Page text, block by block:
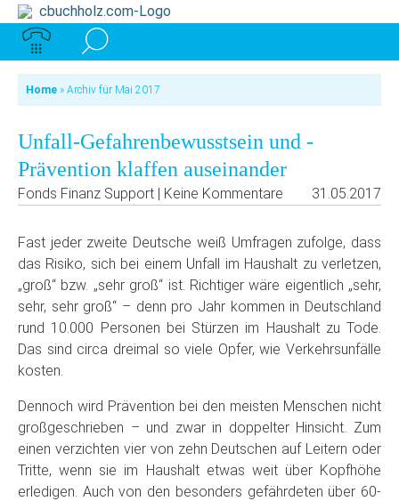
Home » Archiv für Mai 2017
Unfall-Gefahrenbewusstsein und -
Prävention klaffen auseinander
Fonds Finanz Support | Keine Kommentare 31.05.2017
Fast jeder zweite Deutsche weiß Umfragen zufolge, dass
das Risiko, sich bei einem Unfall im Haushalt zu verletzen,
„groß“ bzw. „sehr groß“ ist. Richtiger wäre eigentlich „sehr,
sehr, sehr groß“ – denn pro Jahr kommen in Deutschland
rund 10.000 Personen bei Stürzen im Haushalt zu Tode.
Das sind circa dreimal so viele Opfer, wie Verkehrsunfälle
kosten.
Dennoch wird Prävention bei den meisten Menschen nicht
großgeschrieben – und zwar in doppelter Hinsicht. Zum
einen verzichten vier von zehn Deutschen auf Leitern oder
Tritte, wenn sie im Haushalt etwas weit über Kopfhöhe
erledigen. Auch von den besonders gefährdeten über 60-